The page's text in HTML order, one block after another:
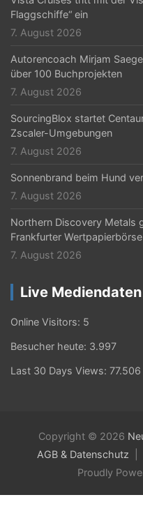
Flaggschiffe“ ein
7. August 2026
Autorencoach Mirjam
über 100 Buchprojekten
7. August 2026
SourcingBlox startet
Zscaler-Umgebungen
7. August 2026
Sonnenbrand beim Hund
7. August 2026
Northern Discovery Metals
Frankfurter
7. August 2026
Live Mediendaten
Online Visitors: 5
Besucher heute: 3.997
Last 30 Days Views: 77.506
Copyright © 2026
AGB & Datenschutz
Proudly